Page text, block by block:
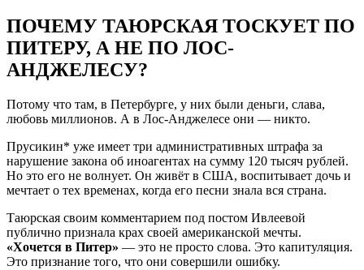
ПОЧЕМУ ТАЮРСКАЯ ТОСКУЕТ ПО
ПИТЕРУ, А НЕ ПО ЛОС-
АНДЖЕЛЕСУ?
Потому что там, в Петербурге, у них были деньги, слава,
любовь миллионов. А в Лос-Анджелесе они — никто.
Прусикин* уже имеет три административных штрафа за
нарушение закона об иноагентах на сумму 120 тысяч рублей.
Но это его не волнует. Он живёт в США, воспитывает дочь и
мечтает о тех временах, когда его песни знала вся страна.
Таюрская своим комментарием под постом Ивлеевой
публично признала крах своей американской мечты.
«Хочется в Питер» — это не просто слова. Это капитуляция.
Это признание того, что они совершили ошибку.